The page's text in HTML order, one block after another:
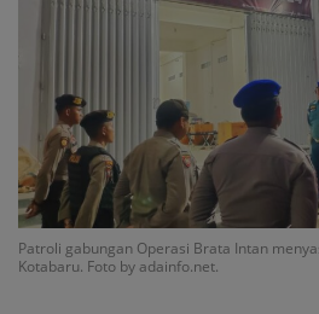
Patroli gabungan Operasi Brata Intan
Kotabaru. Foto by adainfo.net.